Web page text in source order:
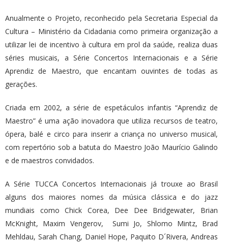
Anualmente o Projeto, reconhecido pela Secretaria Especial da
Cultura – Ministério da Cidadania como primeira organização a
utilizar lei de incentivo à cultura em prol da saúde, realiza duas
séries musicais, a Série Concertos Internacionais e a Série
Aprendiz de Maestro, que encantam ouvintes de todas as
gerações.
Criada em 2002, a série de espetáculos infantis “Aprendiz de
Maestro” é uma ação inovadora que utiliza recursos de teatro,
ópera, balé e circo para inserir a criança no universo musical,
com repertório sob a batuta do Maestro João Maurício Galindo
e de maestros convidados.
A Série TUCCA Concertos Internacionais já trouxe ao Brasil
alguns dos maiores nomes da música clássica e do jazz
mundiais como Chick Corea, Dee Dee Bridgewater, Brian
McKnight, Maxim Vengerov, Sumi Jo, Shlomo Mintz, Brad
Mehldau, Sarah Chang, Daniel Hope, Paquito D´Rivera, Andreas